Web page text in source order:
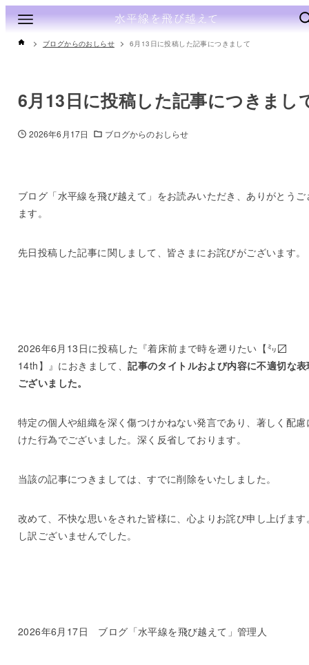
ブログからのおしらせ 6月13日に投稿した記事につきまして
6月13日に投稿した記事につきまし
2026年6月17日 ブログからのおしらせ
ブログ「水平線を飛び越えて」をお読みいただき、ありがとうご
ます。
先日投稿した記事に関しまして、皆さまにお詫びがございます。
2026年6月13日に投稿した『着床前まで時を遡りたい【㍉〼
14th】』におきまして、記事のタイトルおよび内容に不適切な
ございました。
特定の個人や組織を深く傷つけかねない発言であり、著しく配慮
けた行為でございました。深く反省しております。
当該の記事につきましては、すでに削除をいたしました。
改めて、不快な思いをされた皆様に、心よりお詫び申し上げます
し訳ございませんでした。
2026年6月17日 ブログ「水平線を飛び越えて」管理人